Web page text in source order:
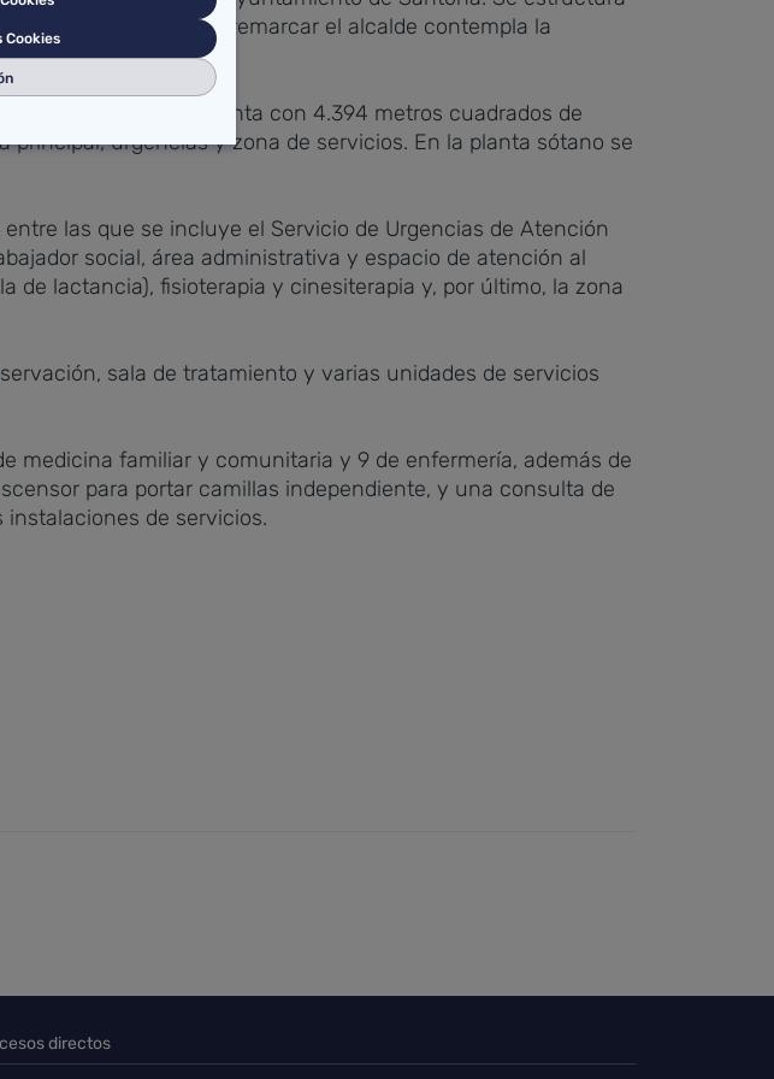
y como ha querido remarcar el alcalde contempla la
pediátrica, cuenta con 4.394 metros cuadrados de
urgencias y zona de servicios. En la planta sótano se
las que se incluye el Servicio de Urgencias de Atención
social, área administrativa y espacio de atención al
lactancia), fisioterapia y cinesiterapia y, por último, la zona
sala de tratamiento y varias unidades de servicios
medicina familiar y comunitaria y 9 de enfermería, además de
para portar camillas independiente, y una consulta de
de servicios.
directos
Cookies